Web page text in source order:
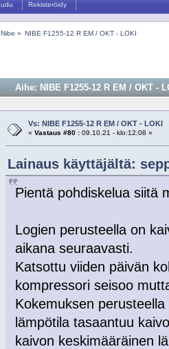
Rekisteröidy
Nibe » NIBE F1255-12 R EM / OKT - LOKI
Aihe: NIBE F1255-12 R EM / OKT -
Vs: NIBE F1255-12 R EM / OKT - LOKI
« Vastaus #80 :09.10.21 - klo:12:08 »
Lainaus käyttäjältä:
Pientä pohdiskelua siitä
Logien perusteella on
aikana seuraavasti.
Katsottu viiden päivän
kompressori seisoo
Kokemuksen
lämpötila tasaantuu
kaivon keskimääräinen